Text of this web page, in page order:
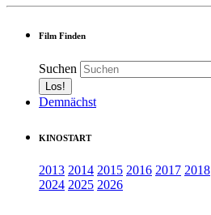
Film Finden
Suchen
Demnächst
KINOSTART
2013 2014 2015 2016 2017 2018
2024 2025 2026